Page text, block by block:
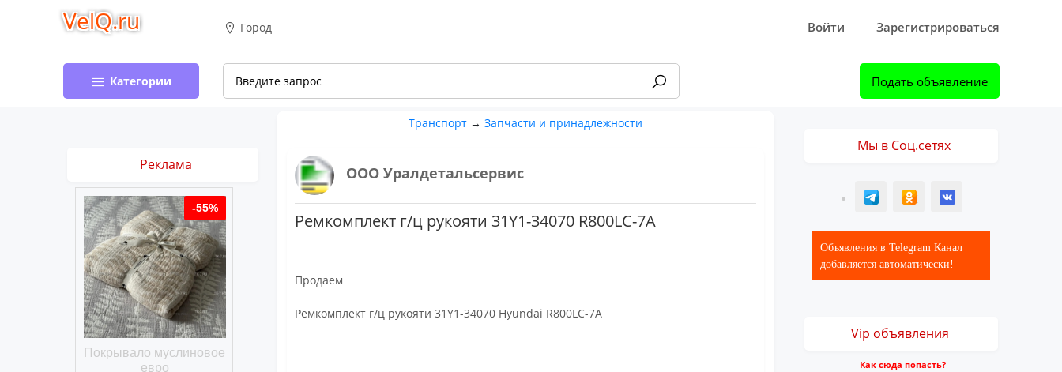
VelQ.ru Город Войти Зарегистрироваться
Категории Подать объявление
Транспорт→ Запчасти и принадлежности
ООО Уралдетальсервис
Ремкомплект г/ц рукояти 31Y1-34070 R800LC-7A
Продаем
Ремкомплект г/ц рукояти 31Y1-34070 Hyundai R800LC-7A
Реклама
-55%
Покрывало муслиновое
евро
-55%
Мы в Соц.сетях
T ОК ВК
Объявления в Telegram Канал
добавляется автоматически!
Vip объявления
Как сюда попасть?